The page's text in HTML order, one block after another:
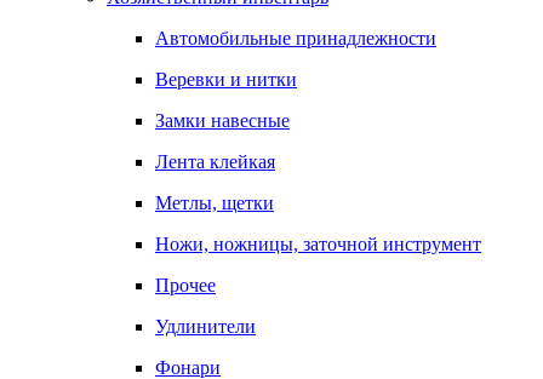
Автомобильные принадлежности
Веревки и нитки
Замки навесные
Лента клейкая
Метлы, щетки
Ножи, ножницы, заточной инструмент
Прочее
Удлинители
Фонари